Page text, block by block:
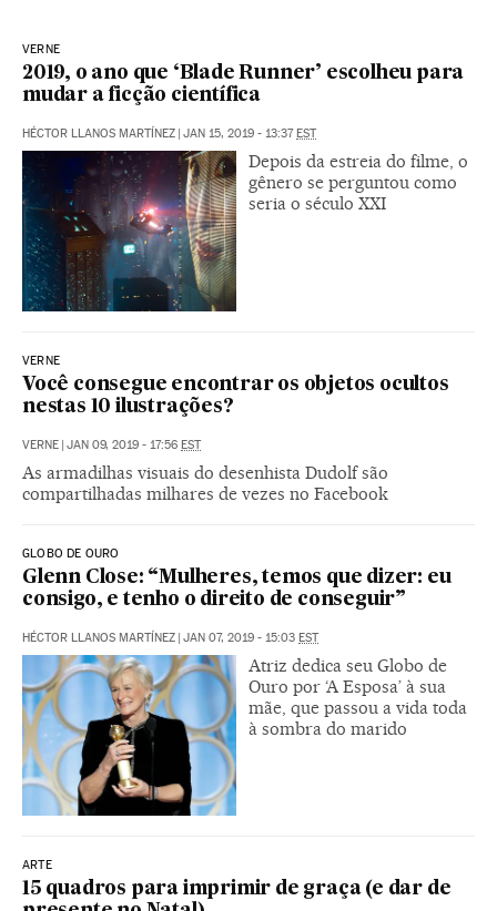
VERNE
2019, o ano que ‘Blade Runner’ escolheu para
mudar a ficção científica
HÉCTOR LLANOS MARTÍNEZ | JAN 15, 2019 - 13:37EST
Depois da estreia do filme, o
gênero se perguntou como
seria o século XXI
VERNE
Você consegue encontrar os objetos ocultos
nestas 10 ilustrações?
VERNE | JAN 09, 2019 - 17:56 EST
As armadilhas visuais do desenhista Dudolf são
compartilhadas milhares de vezes no Facebook
GLOBO DE OURO
Glenn Close: “Mulheres, temos que dizer: eu
consigo, e tenho o direito de conseguir”
HÉCTOR LLANOS MARTÍNEZ | JAN 07, 2019 - 15:03 EST
Atriz dedica seu Globo de
Ouro por ‘A Esposa’ à sua
mãe, que passou a vida toda
à sombra do marido
ARTE
15 quadros para imprimir de graça (e dar de